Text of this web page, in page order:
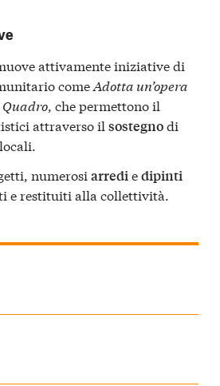
attivamente iniziative di
comeAdotta un’opera
, che permettono il
attraverso il sostegnodi
numerosi arrediedipinti
e restituiti alla collettività.